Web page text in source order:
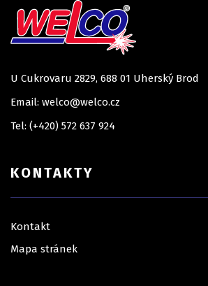
U Cukrovaru 2829, 688 01 Uherský Brod
Email: welco@welco.cz
Tel: (+420) 572 637 924
KONTAKTY
Kontakt
Mapa stránek